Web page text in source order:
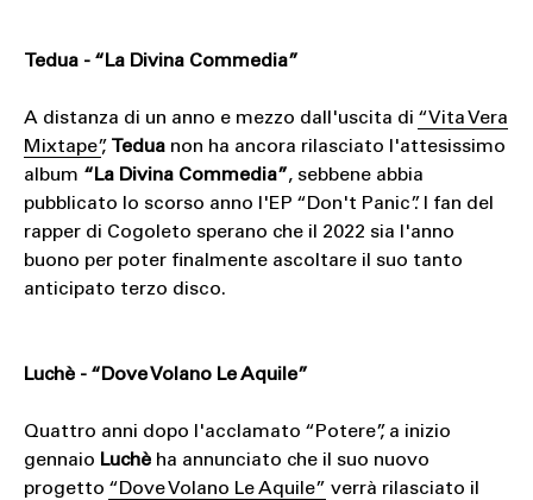
Tedua - “La Divina Commedia”
A distanza di un anno e mezzo dall'uscita di “Vita Vera
Mixtape”, Teduanon ha ancora rilasciato l'attesissimo
album “La Divina Commedia”, sebbene abbia
pubblicato lo scorso anno l'EP “Don't Panic”. I fan del
rapper di Cogoleto sperano che il 2022 sia l'anno
buono per poter finalmente ascoltare il suo tanto
anticipato terzo disco.
Luchè - “Dove Volano Le Aquile”
Quattro anni dopo l'acclamato “Potere”, a inizio
gennaio Luchèha annunciato che il suo nuovo
progetto “Dove Volano Le Aquile” verrà rilasciato il